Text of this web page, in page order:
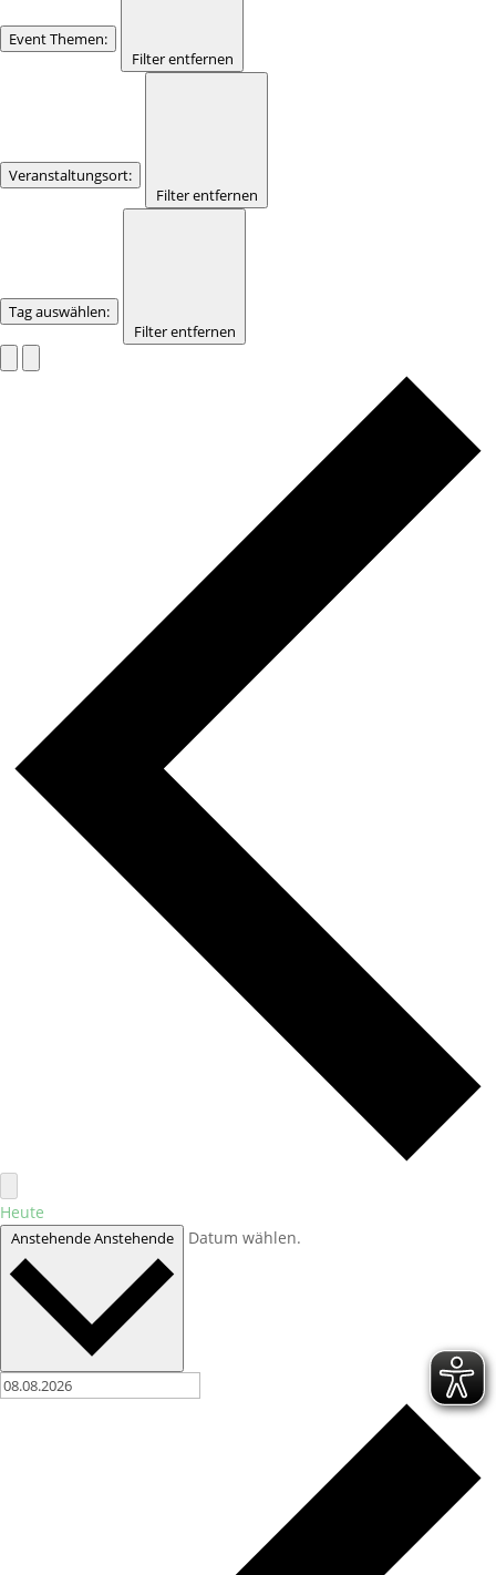
Event Themen:
Filter entfernen
Veranstaltungsort:
Filter entfernen
Tag auswählen:
Filter entfernen
Heute
AnstehendeAnstehende Datum wählen.